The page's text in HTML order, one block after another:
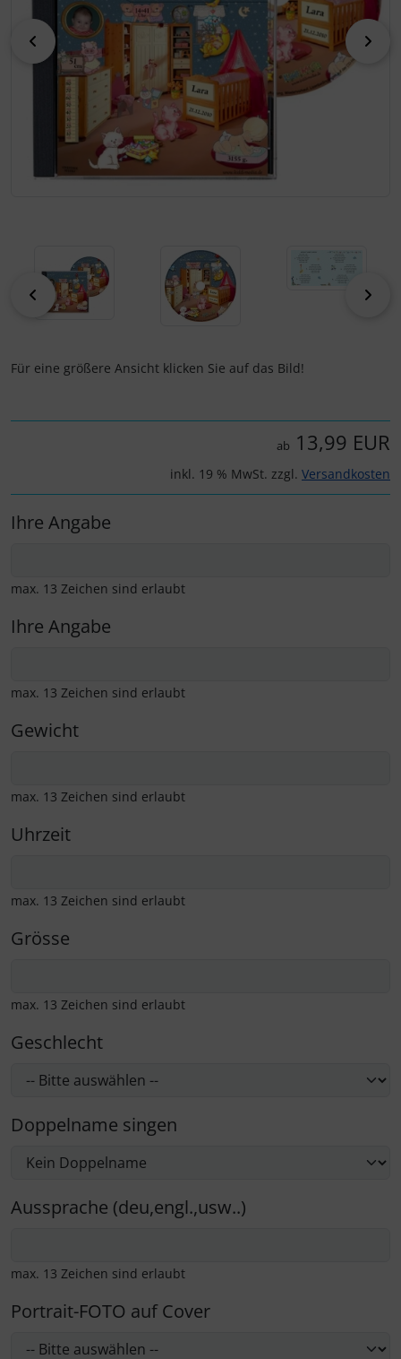
zurück
zurück
Für eine größere Ansicht klicken Sie auf das Bild!
ab 13,99 EUR
inkl. 19 % MwSt. zzgl. Versandkosten
Ihre Angabe
max. 13 Zeichen sind erlaubt
Ihre Angabe
max. 13 Zeichen sind erlaubt
Gewicht
max. 13 Zeichen sind erlaubt
Uhrzeit
max. 13 Zeichen sind erlaubt
Grösse
max. 13 Zeichen sind erlaubt
Geschlecht
Doppelname singen
Aussprache (deu,engl.,usw..)
max. 13 Zeichen sind erlaubt
Portrait-FOTO auf Cover